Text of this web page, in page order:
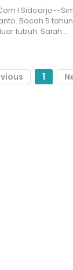
I Sidoarjo--
Bocah 5
tubuh. Salah…
1